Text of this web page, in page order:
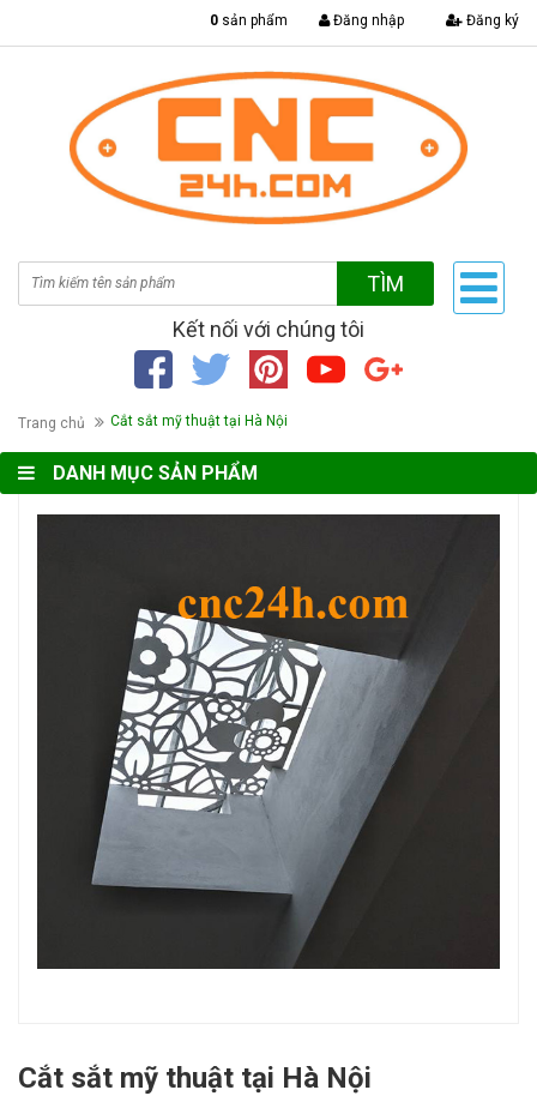
0 sản phẩm Đăng nhập Đăng ký
TÌM
Kết nối với chúng tôi
Trang chủ Cắt sắt mỹ thuật tại Hà Nội
DANH MỤC SẢN PHẨM
Cắt sắt mỹ thuật tại Hà Nội